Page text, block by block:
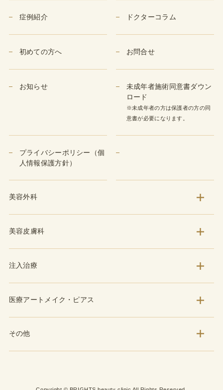
症例紹介 ドクターコラム
初めての方へ お問合せ
お知らせ
未成年者施術同意書ダウン
ロード
※未成年者の方は保護者の方の同
意書が必要になります。
プライバシーポリシー（個
人情報保護方針）
美容外科
美容皮膚科
注入治療
医療アートメイク・ピアス
その他